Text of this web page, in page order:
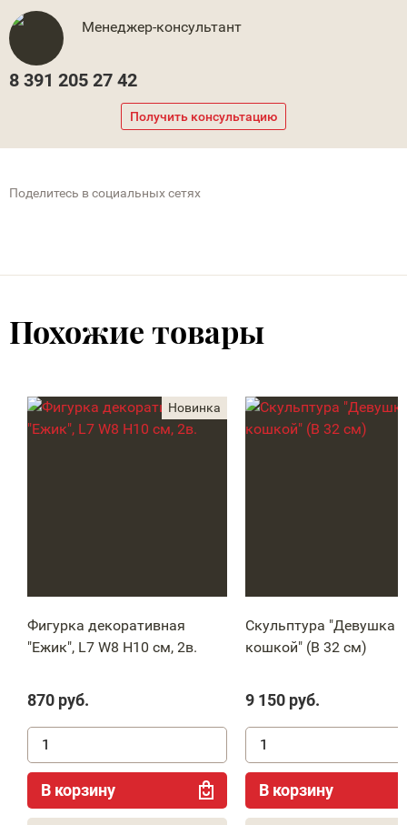
Менеджер-консультант
8 391 205 27 42
Получить консультацию
Поделитесь в социальных сетях
Похожие товары
Фигурка декоративная
"Ежик", L7 W8 H10 см, 2в.
870 руб.
В корзину
Скульптура "Девушка с
кошкой" (В 32 см)
9 150 руб.
В корзину